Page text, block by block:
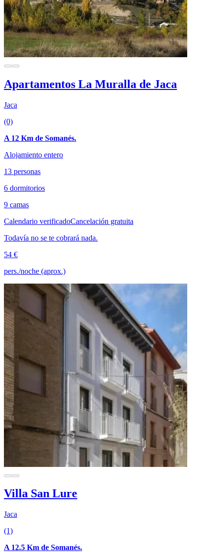
Apartamentos La Muralla de Jaca
Jaca
(0)
A 12 Km de Somanés.
Alojamiento entero
13 personas
6 dormitorios
9 camas
Calendario verificadoCancelación gratuita
Todavía no se te cobrará nada.
54 €
pers./noche (aprox.)
Villa San Lure
Jaca
(1)
A 12.5 Km de Somanés.